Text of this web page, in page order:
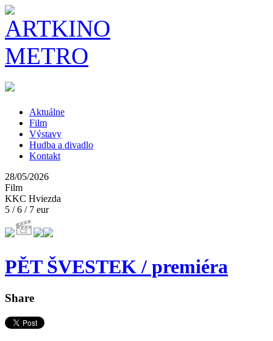
Aktuálne
Film
Výstavy
Hudba a divadlo
Kontakt
28/05/2026
Film
KKC Hviezda
5 / 6 / 7 eur
PĚT ŠVESTEK / premiéra
Share